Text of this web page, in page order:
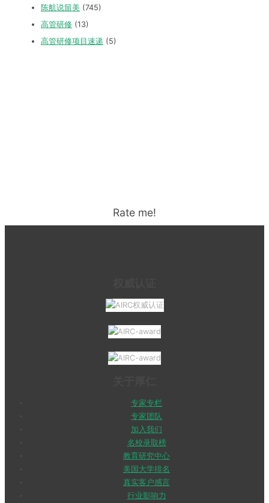
陈航说留美 (745)
高管研修 (13)
高管研修项目速递 (5)
Rate me!
专家专栏
专家团队
加入我们
名校录取榜
教育研究中心
美国大学排名
真实客户感言
行业影响力